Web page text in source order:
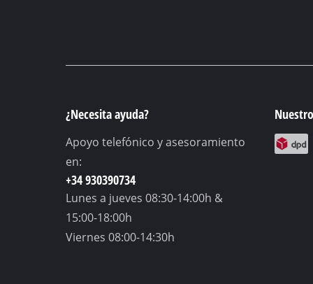
¿Necesita ayuda?
Apoyo telefónico y asesoramiento
en:
+34 930390734
Lunes a jueves 08:30-14:00h &
15:00-18:00h
Viernes 08:00-14:30h